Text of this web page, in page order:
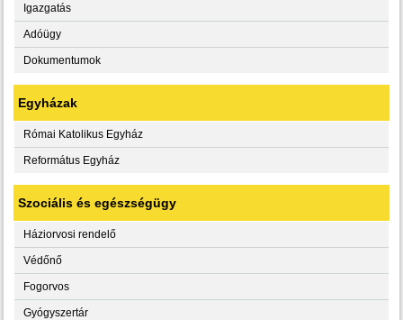
Igazgatás
Adóügy
Dokumentumok
Egyházak
Római Katolikus Egyház
Református Egyház
Szociális és egészségügy
Háziorvosi rendelő
Védőnő
Fogorvos
Gyógyszertár